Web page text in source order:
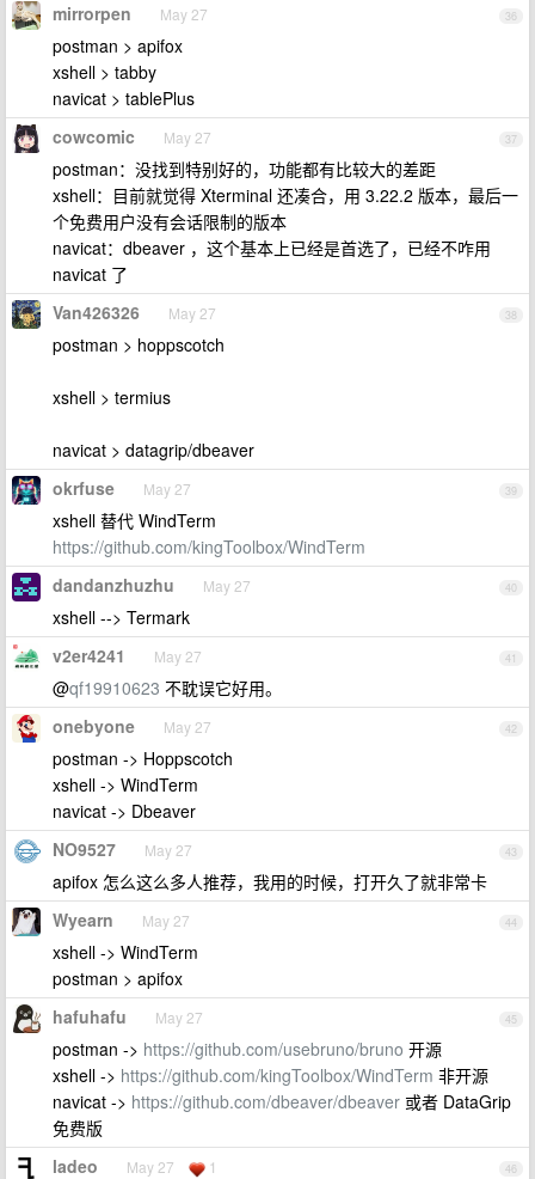
36
mirrorpen May 27
postman > apifox
xshell > tabby
navicat > tablePlus
37
cowcomic May 27
postman：没找到特别好的，功能都有比较大的差距
xshell：目前就觉得 Xterminal 还凑合，用 3.22.2 版本，最后一
个免费用户没有会话限制的版本
navicat：dbeaver ，这个基本上已经是首选了，已经不咋用
navicat 了
38
Van426326 May 27
postman > hoppscotch
xshell > termius
navicat > datagrip/dbeaver
39
okrfuse May 27
xshell 替代 WindTerm
https://github.com/kingToolbox/WindTerm
40
dandanzhuzhu May 27
xshell --> Termark
41
v2er4241 May 27
@qf19910623 不耽误它好用。
42
onebyone May 27
postman -> Hoppscotch
xshell -> WindTerm
navicat -> Dbeaver
43
NO9527 May 27
apifox 怎么这么多人推荐，我用的时候，打开久了就非常卡
44
Wyearn May 27
xshell -> WindTerm
postman > apifox
45
hafuhafu May 27
postman -> https://github.com/usebruno/bruno 开源
xshell -> https://github.com/kingToolbox/WindTerm 非开源
navicat -> https://github.com/dbeaver/dbeaver 或者 DataGrip
免费版
46
ladeo May 27 1